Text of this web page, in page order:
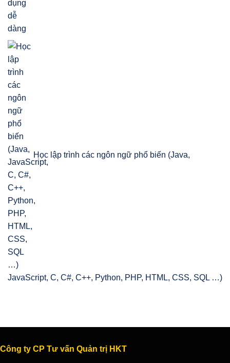
Học lập trình các ngôn ngữ phổ biến (Java,
JavaScript, C, C#, C++, Python, PHP, HTML, CSS, SQL …)
Công ty CP Tư vấn Quản trị HKT